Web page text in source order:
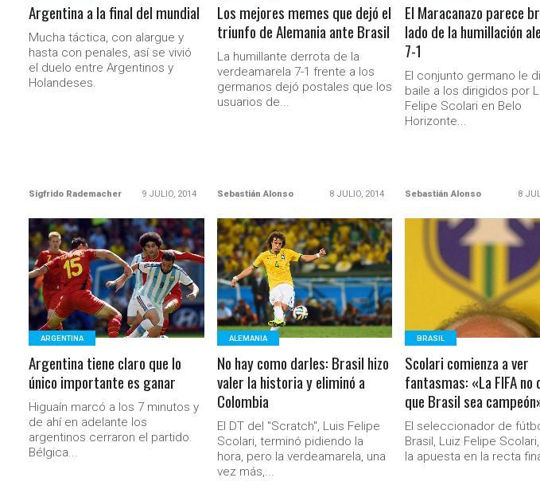
Argentina a la final del mundial
Mucha táctica, con alargue y
hasta con penales, así se vivió
el duelo entre Argentinos y
Holandeses.
Sigfrido Rademacher 9 JULIO, 2014
Los mejores memes que dejó el
triunfo de Alemania ante Brasil
La humillante derrota de la
verdeamarela 7-1 frente a los
germanos dejó postales que los
usuarios de...
Sebastián Alonso 8 JULIO, 2014
El Maracanazo parece
lado de la humillación
7-1
El conjunto germano le
baile a los dirigidos por
Felipe Scolari en Belo
Horizonte...
Sebastián Alonso 8
LEER MÁS
ARGENTINA
Argentina tiene claro que lo
único importante es ganar
Higuaín marcó a los 7 minutos y
de ahí en adelante los
argentinos cerraron el partido.
Bélgica...
LEER MÁS
ALEMANIA
No hay como darles: Brasil hizo
valer la historia y eliminó a
Colombia
El DT del "Scratch", Luis Felipe
Scolari, terminó pidiendo la
hora, pero la verdeamarela, una
vez más,...
BRASIL
Scolari comienza a ver
fantasmas: «La FIFA no
que Brasil sea
El seleccionador de
Brasil, Luiz Felipe
la apuesta en la recta